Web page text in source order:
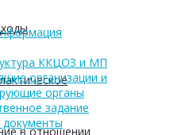
в отношении
ККЦОЗ и МП
организации и
органы
задание